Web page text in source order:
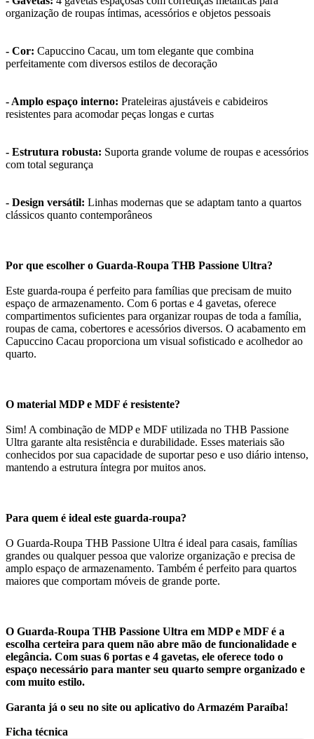
organização de roupas íntimas, acessórios e objetos pessoais
- Cor: Capuccino Cacau, um tom elegante que combina
perfeitamente com diversos estilos de decoração
- Amplo espaço interno: Prateleiras ajustáveis e cabideiros
resistentes para acomodar peças longas e curtas
- Estrutura robusta: Suporta grande volume de roupas e acessórios
com total segurança
- Design versátil: Linhas modernas que se adaptam tanto a quartos
clássicos quanto contemporâneos
Por que escolher o Guarda-Roupa THB Passione Ultra?
Este guarda-roupa é perfeito para famílias que precisam de muito
espaço de armazenamento. Com 6 portas e 4 gavetas, oferece
compartimentos suficientes para organizar roupas de toda a família,
roupas de cama, cobertores e acessórios diversos. O acabamento em
Capuccino Cacau proporciona um visual sofisticado e acolhedor ao
quarto.
O material MDP e MDF é resistente?
Sim! A combinação de MDP e MDF utilizada no THB Passione
Ultra garante alta resistência e durabilidade. Esses materiais são
conhecidos por sua capacidade de suportar peso e uso diário intenso,
mantendo a estrutura íntegra por muitos anos.
Para quem é ideal este guarda-roupa?
O Guarda-Roupa THB Passione Ultra é ideal para casais, famílias
grandes ou qualquer pessoa que valorize organização e precisa de
amplo espaço de armazenamento. Também é perfeito para quartos
maiores que comportam móveis de grande porte.
O Guarda-Roupa THB Passione Ultra em MDP e MDF é a
escolha certeira para quem não abre mão de funcionalidade e
elegância. Com suas 6 portas e 4 gavetas, ele oferece todo o
espaço necessário para manter seu quarto sempre organizado e
com muito estilo.
Garanta já o seu no site ou aplicativo do Armazém Paraíba!
Ficha técnica